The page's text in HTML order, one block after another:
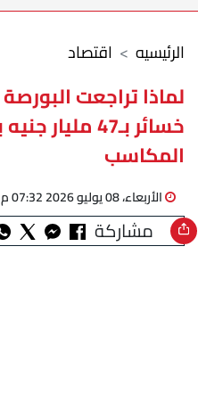
اقتصاد الرئيسيه
لماذا تراجعت
المكاسب
الأربعاء، 08 يوليو 2026 07:32 م
مشاركة